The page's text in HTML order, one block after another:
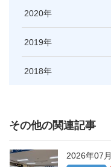
2020
2019
2018
その他の関連記事
2026年07